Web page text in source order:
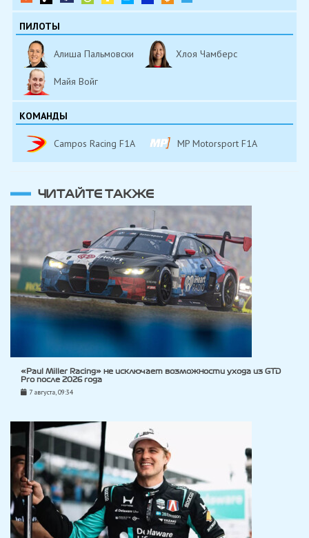
ПИЛОТЫ
Алиша Пальмовски Хлоя Чамберс
Майя Войг
КОМАНДЫ
Campos Racing F1A MP Motorsport F1A
ЧИТАЙТЕ ТАКЖЕ
«Paul Miller Racing» не исключает возможности ухода из GTD
Pro после 2026 года
7 августа, 09:34